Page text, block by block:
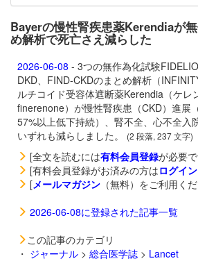
Bayerの慢性腎疾患薬Kerendiaが
め解析で死亡さえ減らした
2026-06-08 - 3つの無作為化試験
DKD、FIND-CKDのまとめ解析（
ルチコイド受容体遮断薬Kerendia（ケレ
finerenone）が慢性腎疾患（CKD）進展
57%以上低下持続）、腎不全、心不全入
いずれも減らしました。
(2 段落, 237 文字)
[全文を読むには有料会員登録が必要
[有料会員登録がお済みの方はログイン
[メールマガジン （無料）をご利用く
2026-06-08に登録された記事一覧
この記事のカテゴリ
・ ジャーナル > 総合医学誌 > Lancet